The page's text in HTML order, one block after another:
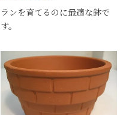
ランを育てるのに最適な鉢で
す。